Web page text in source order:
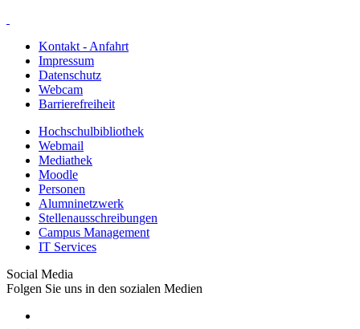
Kontakt - Anfahrt
Impressum
Datenschutz
Webcam
Barrierefreiheit
Hochschulbibliothek
Webmail
Mediathek
Moodle
Personen
Alumninetzwerk
Stellenausschreibungen
Campus Management
IT Services
Social Media
Folgen Sie uns in den sozialen Medien